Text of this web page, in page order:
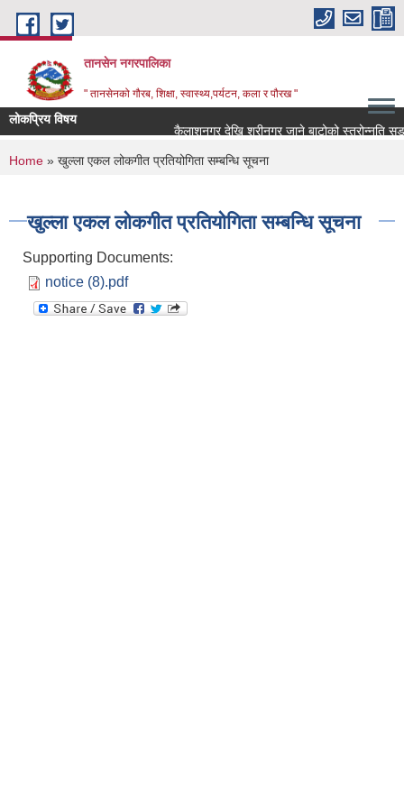
Skip to main content
तानसेन नगरपालिका
" तानसेनको गौरब, शिक्षा, स्वास्थ्य,पर्यटन, कला र पौरख "
लोकप्रिय विषय
You are here
Home » खुल्ला एकल लोकगीत प्रतियोगिता सम्बन्धि सूचना
खुल्ला एकल लोकगीत प्रतियोगिता सम्बन्धि सूचना
Supporting Documents:
notice (8).pdf